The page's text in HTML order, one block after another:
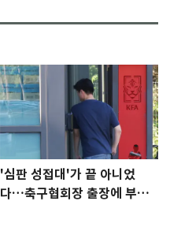
'심판 성접대'가 끝 아니었
다…축구협회장 출장에 부인